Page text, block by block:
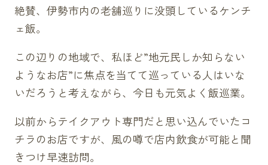
新香（160円）
サーモンマヨネーズ（220円）
おかず
唐揚げ（350円）
絶賛、伊勢市内の老舗巡りに没頭しているケンチ
ェ飯。
この辺りの地域で、私ほど”地元民しか知らない
ようなお店”に焦点を当てて巡っている人はいな
いだろうと考えながら、今日も元気よく飯巡業。
以前からテイクアウト専門だと思い込んでいたコ
チラのお店ですが、風の噂で店内飲食が可能と聞
きつけ早速訪問。